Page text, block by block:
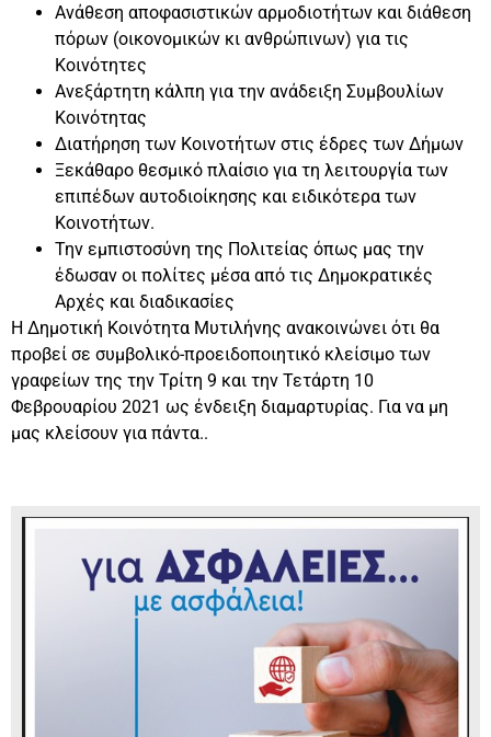
Ανάθεση αποφασιστικών αρμοδιοτήτων και διάθεση
πόρων (οικονομικών κι ανθρώπινων) για τις
Κοινότητες
Ανεξάρτητη κάλπη για την ανάδειξη Συμβουλίων
Κοινότητας
Διατήρηση των Κοινοτήτων στις έδρες των Δήμων
Ξεκάθαρο θεσμικό πλαίσιο για τη λειτουργία των
επιπέδων αυτοδιοίκησης και ειδικότερα των
Κοινοτήτων.
Την εμπιστοσύνη της Πολιτείας όπως μας την
έδωσαν οι πολίτες μέσα από τις Δημοκρατικές
Αρχές και διαδικασίες
Η Δημοτική Κοινότητα Μυτιλήνης ανακοινώνει ότι θα
προβεί σε συμβολικό-προειδοποιητικό κλείσιμο των
γραφείων της την Τρίτη 9 και την Τετάρτη 10
Φεβρουαρίου 2021 ως ένδειξη διαμαρτυρίας. Για να μη
μας κλείσουν για πάντα..